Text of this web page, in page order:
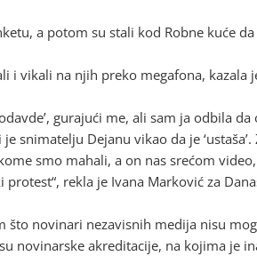
a potom su stali kod Robne kuće
i vikali na njih preko megafona, kazala
gurajući me, ali sam ja odbila
snimatelju Dejanu vikao da je
smo mahali, a on nas srećom
rekla je Ivana Marković za
što novinari nezavisnih medija nisu
novinarske akreditacije, na kojima je